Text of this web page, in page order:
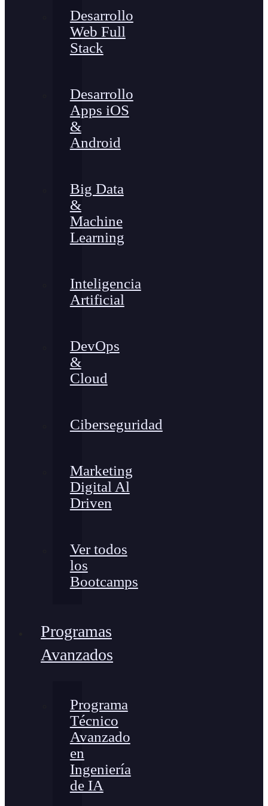
Desarrollo
Web Full
Stack
Desarrollo
Apps iOS
&
Android
Big Data
&
Machine
Learning
Inteligencia
Artificial
DevOps
&
Cloud
Ciberseguridad
Marketing
Digital Al
Driven
Ver todos
los
Bootcamps
Programas
Avanzados
Programa
Técnico
Avanzado
en
Ingeniería
de IA